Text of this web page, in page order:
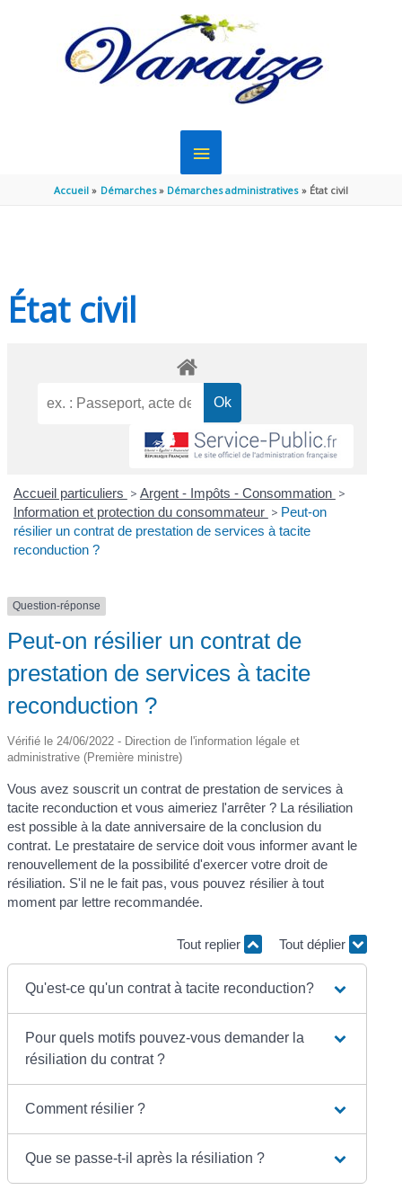
MENU
PRINCIPAL
Accueil Démarches Démarches administratives État civil
État civil
Accueil particuliers > Argent - Impôts - Consommation >
Information et protection du consommateur > Peut-on
résilier un contrat de prestation de services à tacite
reconduction ?
Question-réponse
Peut-on résilier un contrat de
prestation de services à tacite
reconduction ?
Vérifié le 24/06/2022 - Direction de l'information légale et
administrative (Première ministre)
Vous avez souscrit un contrat de prestation de services à
tacite reconduction et vous aimeriez l'arrêter ? La résiliation
est possible à la date anniversaire de la conclusion du
contrat. Le prestataire de service doit vous informer avant le
renouvellement de la possibilité d'exercer votre droit de
résiliation. S'il ne le fait pas, vous pouvez résilier à tout
moment par lettre recommandée.
Tout replier Tout déplier
Qu'est-ce qu'un contrat à tacite reconduction?
Pour quels motifs pouvez-vous demander la
résiliation du contrat ?
Comment résilier ?
Que se passe-t-il après la résiliation ?